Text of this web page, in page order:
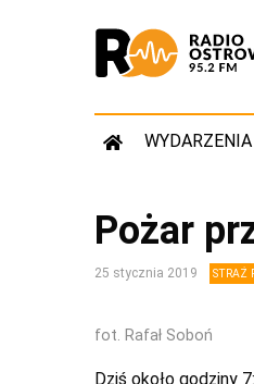
WYDARZENIA
Pożar
25 stycznia 2019 STRAŻ
fot. Rafał Soboń
Dziś około godziny